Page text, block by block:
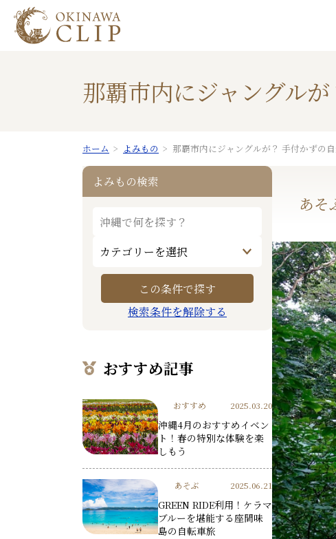
那覇市内にジャングル
ホーム よみもの 那覇市内にジャングルが？ 手付かずの
あそ
よみもの検索
検索条件を解除する
おすすめ記事
おすすめ 2025.03.20
沖縄4月のおすすめイベン
ト！春の特別な体験を楽
しもう
あそぶ 2025.06.21
GREEN RIDE利用！ケラマ
ブルーを堪能する座間味
島の自転車旅